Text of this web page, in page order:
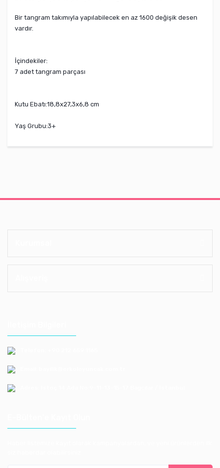
Bir tangram takımıyla yapılabilecek en az 1600 değişik desen
vardır.
İçindekiler:
7 adet tangram parçası
Kutu Ebatı:18,8x27,3x6,8 cm
Yaş Grubu:3+